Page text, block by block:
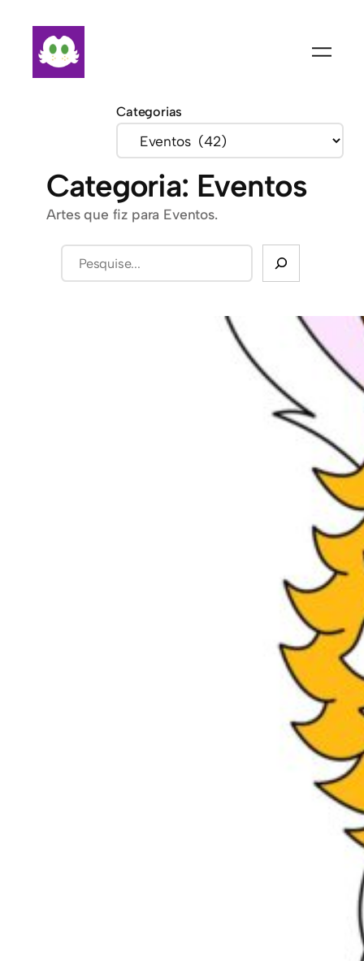
conteúdo
Categorias
Categoria: Eventos
Artes que fiz para Eventos.